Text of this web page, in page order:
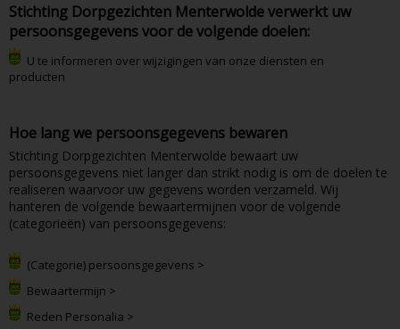
Stichting Dorpgezichten Menterwolde verwerkt uw
persoonsgegevens voor de volgende doelen:
U te informeren over wijzigingen van onze diensten en
producten
Hoe lang we persoonsgegevens bewaren
Stichting Dorpgezichten Menterwolde bewaart uw
persoonsgegevens niet langer dan strikt nodig is om de doelen te
realiseren waarvoor uw gegevens worden verzameld. Wij
hanteren de volgende bewaartermijnen voor de volgende
(categorieën) van persoonsgegevens:
(Categorie) persoonsgegevens >
Bewaartermijn >
Reden Personalia >